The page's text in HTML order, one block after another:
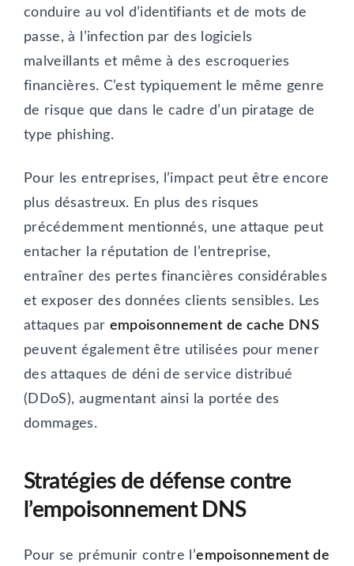
conduire au vol d’identifiants et de mots de
passe, à l’infection par des logiciels
malveillants et même à des escroqueries
financières. C’est typiquement le même genre
de risque que dans le cadre d’un piratage de
type phishing.
Pour les entreprises, l’impact peut être encore
plus désastreux. En plus des risques
précédemment mentionnés, une attaque peut
entacher la réputation de l’entreprise,
entraîner des pertes financières considérables
et exposer des données clients sensibles. Les
attaques par empoisonnement de cache DNS
peuvent également être utilisées pour mener
des attaques de déni de service distribué
(DDoS), augmentant ainsi la portée des
dommages.
Stratégies de défense contre
l’empoisonnement DNS
Pour se prémunir contre l’empoisonnement de